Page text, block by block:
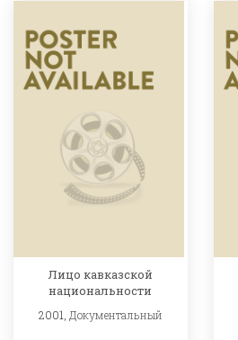
Лицо кавказской
национальности
2001, Документальный